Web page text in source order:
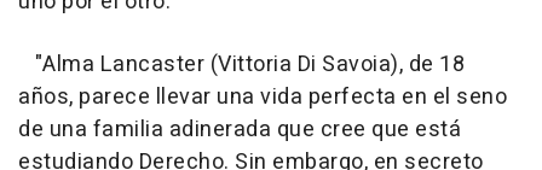
"Alma Lancaster (Vittoria Di Savoia), de 18
años, parece llevar una vida perfecta en el seno
de una familia adinerada que cree que está
estudiando Derecho. Sin embargo, en secreto